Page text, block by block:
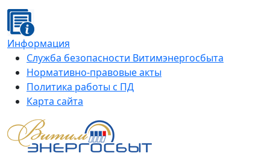
Информация
Служба безопасности Витимэнергосбыта
Нормативно-правовые акты
Политика работы с ПД
Карта сайта